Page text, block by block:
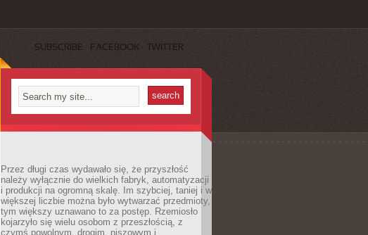
SUBSCRIBE FACEBOOK TWITTER
Przez długi czas wydawało się, że przyszłość
należy wyłącznie do wielkich fabryk, automatyzacji
i produkcji na ogromną skalę. Im szybciej, taniej i w
większej liczbie można było wytwarzać przedmioty,
tym większy uznawano to za postęp. Rzemiosło
kojarzyło się wielu osobom z przeszłością, z
czymś powolnym, drogim, niszowym i